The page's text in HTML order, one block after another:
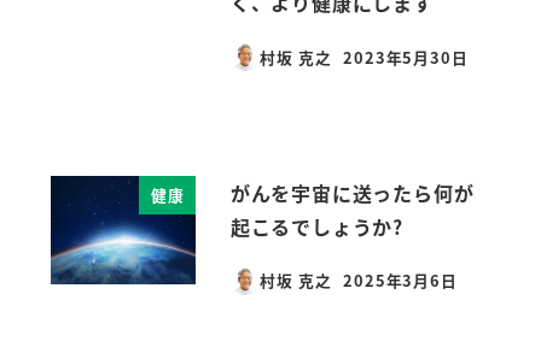
村坂 克之
投稿日
2023年5月30日
健康
がんを宇宙に送ったら何が
起こるでしょうか?
村坂 克之
投稿日
2025年3月6日